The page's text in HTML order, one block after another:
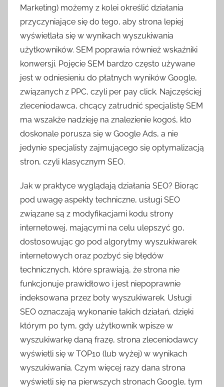
Marketing) możemy z kolei określić działania
przyczyniające się do tego, aby strona lepiej
wyświetlała się w wynikach wyszukiwania
użytkowników. SEM poprawia również wskaźniki
konwersji. Pojęcie SEM bardzo często używane
jest w odniesieniu do płatnych wyników Google,
związanych z PPC, czyli per pay click. Najczęściej
zleceniodawca, chcący zatrudnić specjalistę SEM
ma wszakże nadzieję na znalezienie kogoś, kto
doskonale porusza się w Google Ads, a nie
jedynie specjalisty zajmującego się optymalizacją
stron, czyli klasycznym SEO.
Jak w praktyce wyglądają działania SEO? Biorąc
pod uwagę aspekty techniczne, usługi SEO
związane są z modyfikacjami kodu strony
internetowej, mającymi na celu ulepszyć go,
dostosowując go pod algorytmy wyszukiwarek
internetowych oraz pozbyć się błędów
technicznych, które sprawiają, że strona nie
funkcjonuje prawidłowo i jest niepoprawnie
indeksowana przez boty wyszukiwarek. Usługi
SEO oznaczają wykonanie takich działań, dzięki
którym po tym, gdy użytkownik wpisze w
wyszukiwarkę daną frazę, strona zleceniodawcy
wyświetli się w TOP10 (lub wyżej) w wynikach
wyszukiwania. Czym więcej razy dana strona
wyświetli się na pierwszych stronach Google, tym